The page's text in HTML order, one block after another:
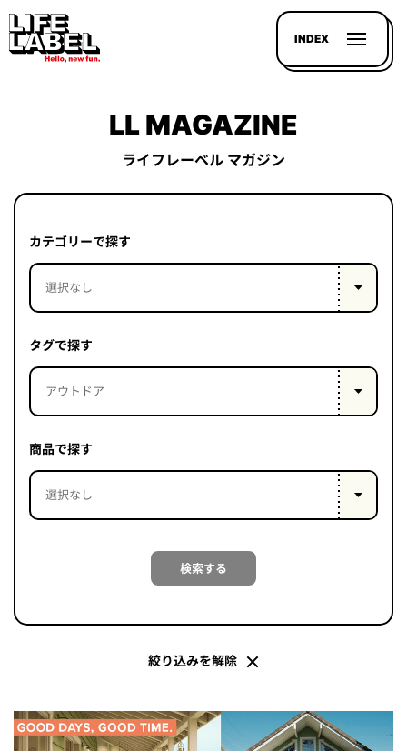
INDEX
UP
PROJECT
LIFE
LABEL
はい
会社概
要
LL MAGAZINE
ライフレーベル マガジン
カテゴリーで探す
タグで探す
商品で探す
検索する
絞り込みを解除